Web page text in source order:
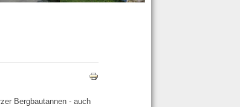
Bergbautannen - auch